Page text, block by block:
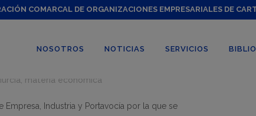
COMARCAL DE ORGANIZACIONES EMPRESARIALES DE
NOSOTROS NOTICIAS SERVICIOS
bases reguladoras del
productivas y
materia económica
Industria y Portavocía por la que se